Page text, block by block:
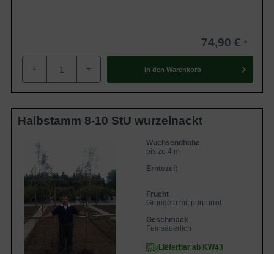
74,90 €
- + In den Warenkorb
Halbstamm 8-10 StU wurzelnackt
Wuchsendhöhe
bis zu 4 m
Erntezeit
Frucht
Grüngelb mit purpurrot
Geschmack
Feinsäuerlich
Lieferbar ab KW43